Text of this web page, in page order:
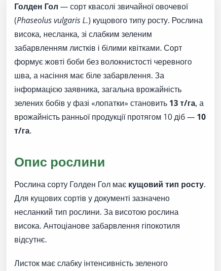
Голден Гол — сорт квасолі звичайної овочевої
(Phaseolus vulgaris L.) кущового типу росту. Рослина
висока, несланка, зі слабким зеленим
забарвленням листків і білими квітками. Сорт
формує жовті боби без волокнистості черевного
шва, а насіння має біле забарвлення. За
інформацією заявника, загальна врожайність
зелених бобів у фазі «лопатки» становить 13 т/га, а
врожайність ранньої продукції протягом 10 діб — 10
т/га.
Опис рослини
Рослина сорту Голден Гол має кущовий тип росту.
Для кущових сортів у документі зазначено
несланкий тип рослини. За висотою рослина
висока. Антоціанове забарвлення гіпокотиля
відсутнє.
Листок має слабку інтенсивність зеленого